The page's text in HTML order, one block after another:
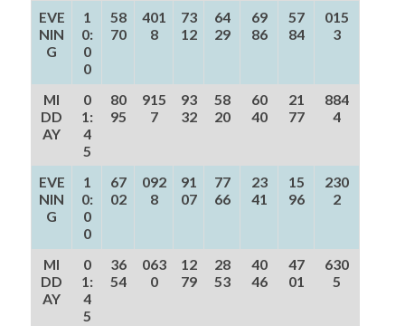
EVE
NIN
G
1
0:
0
0
58
70
401
8
73
12
64
29
69
86
57
84
015
3
MI
DD
AY
0
1:
4
5
80
95
915
7
93
32
58
20
60
40
21
77
884
4
EVE
NIN
G
1
0:
0
0
67
02
092
8
91
07
77
66
23
41
15
96
230
2
MI
DD
AY
0
1:
4
5
36
54
063
0
12
79
28
53
40
46
47
01
630
5